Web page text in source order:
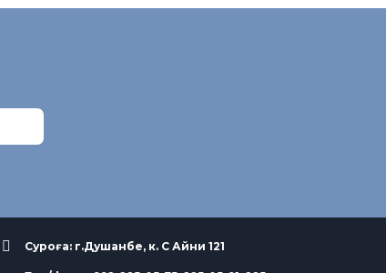
Суроға: г.Душанбе, к. С Айни 121